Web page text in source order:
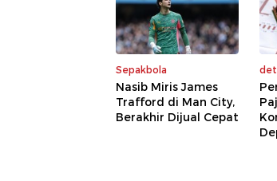
Sepakbola
Nasib Miris James
Trafford di Man City,
Berakhir Dijual Cepat